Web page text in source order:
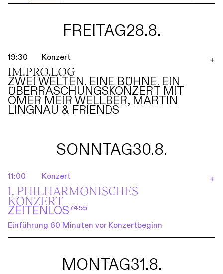
FREITAG28.8.
19:30 Konzert
IM.PRO.LOG
ZWEI WELTEN. EINE BÜHNE. EIN
ÜBERRASCHUNGSKONZERT MIT
OMER MEIR WELLBER, MARTIN
LINGNAU & FRIENDS
+
SONNTAG30.8.
11:00 Konzert
1. PHILHARMO­NISCHES
KONZERT
ZEITENLOS⁷⁴⁵⁵
Einführung 60 Minuten vor Konzertbeginn
+
MONTAG31.8.